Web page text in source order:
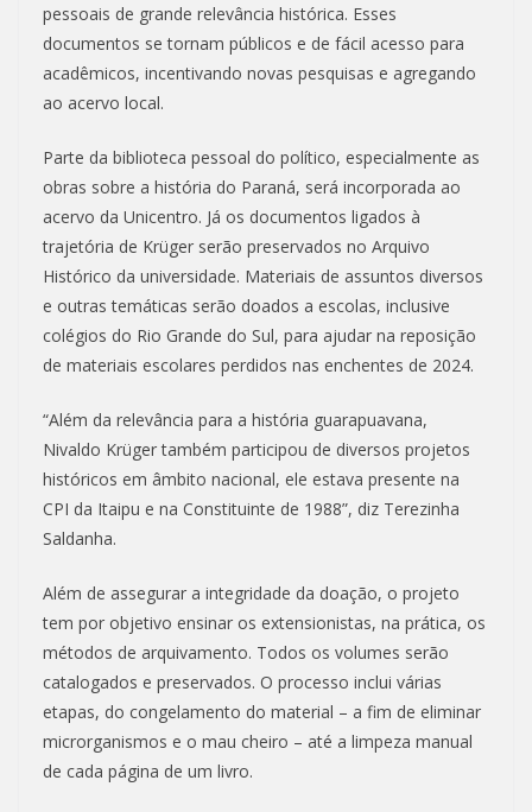
pessoais de grande relevância histórica. Esses
documentos se tornam públicos e de fácil acesso para
acadêmicos, incentivando novas pesquisas e agregando
ao acervo local.
Parte da biblioteca pessoal do político, especialmente as
obras sobre a história do Paraná, será incorporada ao
acervo da Unicentro. Já os documentos ligados à
trajetória de Krüger serão preservados no Arquivo
Histórico da universidade. Materiais de assuntos diversos
e outras temáticas serão doados a escolas, inclusive
colégios do Rio Grande do Sul, para ajudar na reposição
de materiais escolares perdidos nas enchentes de 2024.
“Além da relevância para a história guarapuavana,
Nivaldo Krüger também participou de diversos projetos
históricos em âmbito nacional, ele estava presente na
CPI da Itaipu e na Constituinte de 1988”, diz Terezinha
Saldanha.
Além de assegurar a integridade da doação, o projeto
tem por objetivo ensinar os extensionistas, na prática, os
métodos de arquivamento. Todos os volumes serão
catalogados e preservados. O processo inclui várias
etapas, do congelamento do material – a fim de eliminar
microrganismos e o mau cheiro – até a limpeza manual
de cada página de um livro.